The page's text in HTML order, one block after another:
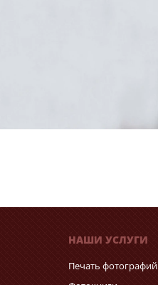
НАШИ УСЛУГИ
Печать фотографий